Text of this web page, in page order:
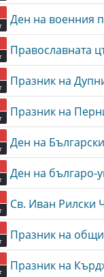
Ден на военния
Православната
Празник на
Празник на
Ден на
Ден на българо-
Св. Иван Рилски
Празник на
Празник на